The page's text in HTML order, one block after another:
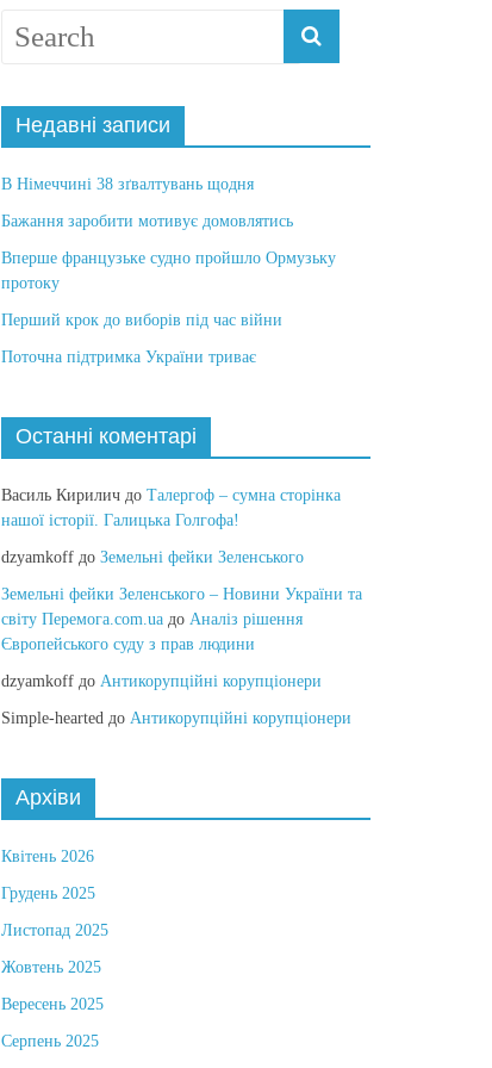
Недавні записи
В Німеччині 38 зґвалтувань щодня
Бажання заробити мотивує домовлятись
Вперше французьке судно пройшло Ормузьку
протоку
Перший крок до виборів під час війни
Поточна підтримка України триває
Останні коментарі
Василь Кирилич до Талергоф – сумна сторінка
нашої історії. Галицька Голгофа!
dzyamkoff до Земельні фейки Зеленського
Земельні фейки Зеленського – Новини України та
світу Перемога.com.ua до Аналіз рішення
Європейського суду з прав людини
dzyamkoff до Антикорупційні корупціонери
Simple-hearted до Антикорупційні корупціонери
Архіви
Квітень 2026
Грудень 2025
Листопад 2025
Жовтень 2025
Вересень 2025
Серпень 2025